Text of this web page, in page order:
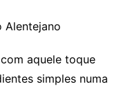
Alentejano
aquele toque
simples numa